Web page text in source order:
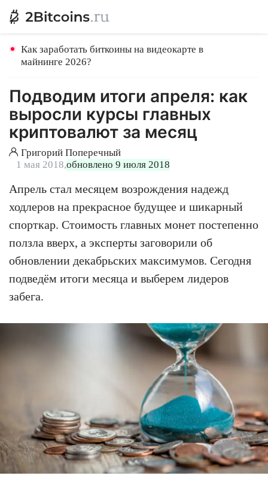
Как заработать биткоины на видеокарте в
майнинге 2026?
Подводим итоги апреля: как
выросли курсы главных
криптовалют за месяц
Григорий Поперечный
1 мая 2018,обновлено 9 июля 2018
Апрель стал месяцем возрождения надежд
ходлеров на прекрасное будущее и шикарный
спорткар. Стоимость главных монет постепенно
ползла вверх, а эксперты заговорили об
обновлении декабрьских максимумов. Сегодня
подведём итоги месяца и выберем лидеров
забега.